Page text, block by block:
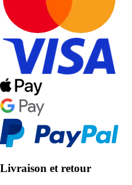
Livraison et retour